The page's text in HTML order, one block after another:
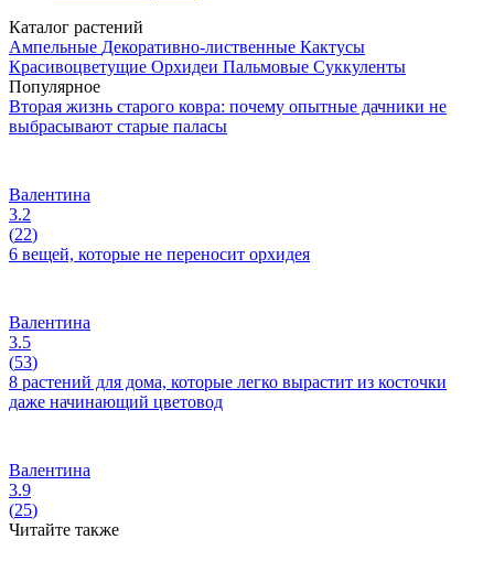
Каталог растений
Ампельные Декоративно-лиственные Кактусы
Красивоцветущие Орхидеи Пальмовые Суккуленты
Популярное
Вторая жизнь старого ковра: почему опытные дачники не
выбрасывают старые паласы
Валентина
3.2
(22)
6 вещей, которые не переносит орхидея
Валентина
3.5
(53)
8 растений для дома, которые легко вырастит из косточки
даже начинающий цветовод
Валентина
3.9
(25)
Читайте также